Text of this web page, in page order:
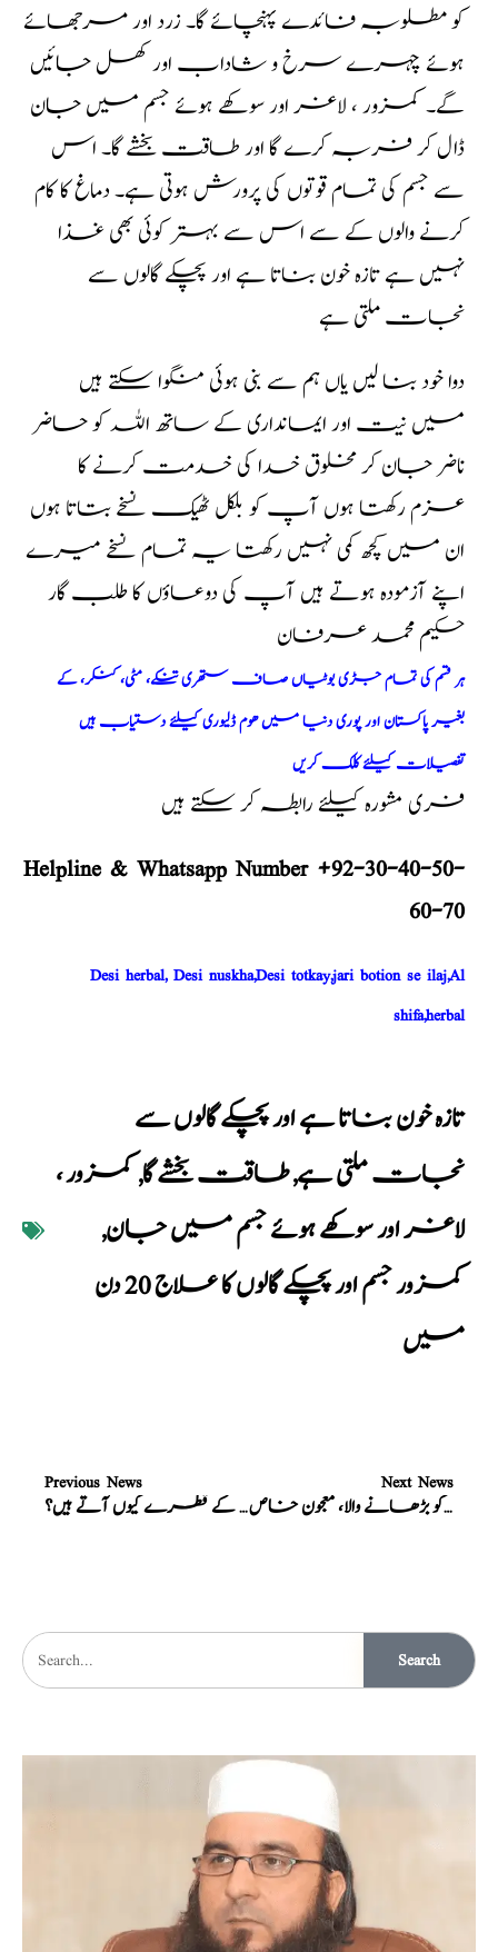
کو مطلوبہ فائدے پہنچائے گا۔ زرد اور مرجھائے
ہوئے چہرے سرخ و شاداب اور کھل جائیں
گے۔ کمزور ، لاغر اور سوکھے ہوئے جسم میں جان
ڈال کر فربہ کرے گا اور طاقت بخشے گا۔ اس
سے جسم کی تمام قوتوں کی پرورش ہوتی ہے۔ دماغ کا کام
کرنے والوں کے سے اس سے بہتر کوئی بھی غذا
نہیں ہے تازہ خون بناتا ہے اور پچکے گالوں سے
نجات ملتی ہے
دوا خود بنا لیں یاں ہم سے بنی ہوئی منگوا سکتے ہیں
میں نیت اور ایمانداری کے ساتھ اللہ کو حاضر
ناضر جان کر مخلوق خدا کی خدمت کرنے کا
عزم رکھتا ہوں آپ کو بلکل ٹھیک نسخے بتاتا ہوں
ان میں کچھ کمی نہیں رکھتا یہ تمام نسخے میرے
اپنے آزمودہ ہوتے ہیں آپ کی دوعاؤں کا طلب گار
حکیم محمد عرفان
ہر قسم کی تمام جڑی بوٹیاں صاف ستھری تنکے، مٹی، کنکر، کے
بغیر پاکستان اور پوری دنیا میں ھوم ڈلیوری کیلئے دستیاب ہیں
تفصیلات کیلئے کلک کریں
فری مشورہ کیلئے رابطہ کر سکتے ہیں
Helpline & Whatsapp Number +92-30-40-50-
60-70
Desi herbal, Desi nuskha,Desi totkay,jari botion se ilaj,Al
shifa,herbal
تازہ خون بناتا ہے اور پچکے گالوں سے
نجات ملتی ہے,طاقت بخشے گا, کمزور ،
لاغر اور سوکھے ہوئے جسم میں جان,
کمزور جسم اور پچکے گالوں کا علاج 20 دن
میں
Previous News
پیشاب کے قطرے کیوں آتے ہیں؟
Next News
مردانہ طاقت کو بڑھانے والا، معجون خاص
Search